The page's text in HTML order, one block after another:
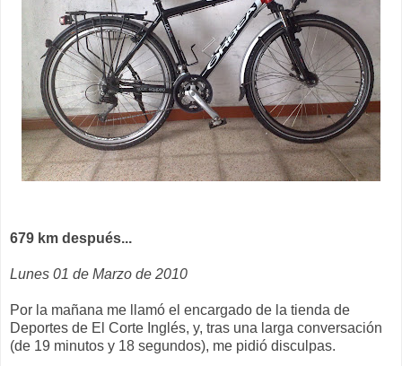
679 km después...
Lunes 01 de Marzo de 2010
Por la mañana me llamó el encargado de la tienda de
Deportes de El Corte Inglés, y, tras una larga conversación
(de 19 minutos y 18 segundos), me pidió disculpas.